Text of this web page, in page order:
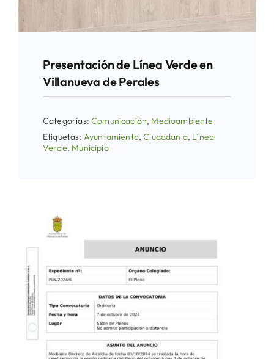
Presentación de Línea Verde en
Villanueva de Perales
Categorías:Comunicación, Medioambiente
Etiquetas: Ayuntamiento,Ciudadania, Línea
Verde, Municipio